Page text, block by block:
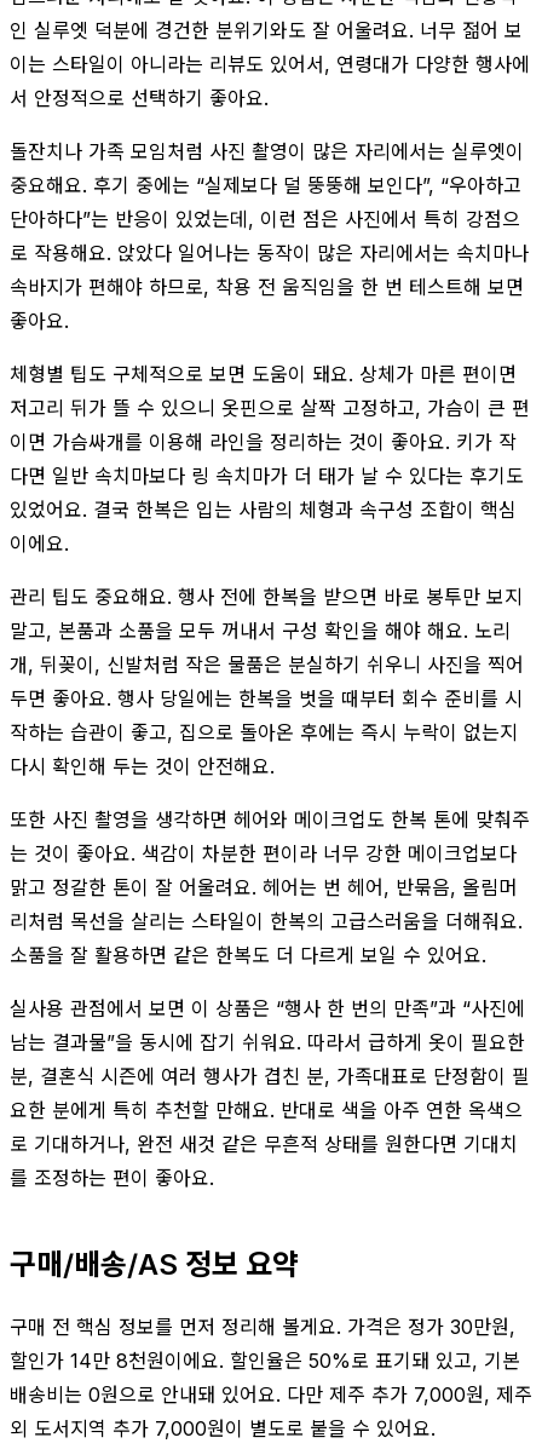
인 실루엣 덕분에 경건한 분위기와도 잘 어울려요. 너무 젊어 보
이는 스타일이 아니라는 리뷰도 있어서, 연령대가 다양한 행사에
서 안정적으로 선택하기 좋아요.
돌잔치나 가족 모임처럼 사진 촬영이 많은 자리에서는 실루엣이
중요해요. 후기 중에는 “실제보다 덜 뚱뚱해 보인다”, “우아하고
단아하다”는 반응이 있었는데, 이런 점은 사진에서 특히 강점으
로 작용해요. 앉았다 일어나는 동작이 많은 자리에서는 속치마나
속바지가 편해야 하므로, 착용 전 움직임을 한 번 테스트해 보면
좋아요.
체형별 팁도 구체적으로 보면 도움이 돼요. 상체가 마른 편이면
저고리 뒤가 뜰 수 있으니 옷핀으로 살짝 고정하고, 가슴이 큰 편
이면 가슴싸개를 이용해 라인을 정리하는 것이 좋아요. 키가 작
다면 일반 속치마보다 링 속치마가 더 태가 날 수 있다는 후기도
있었어요. 결국 한복은 입는 사람의 체형과 속구성 조합이 핵심
이에요.
관리 팁도 중요해요. 행사 전에 한복을 받으면 바로 봉투만 보지
말고, 본품과 소품을 모두 꺼내서 구성 확인을 해야 해요. 노리
개, 뒤꽂이, 신발처럼 작은 물품은 분실하기 쉬우니 사진을 찍어
두면 좋아요. 행사 당일에는 한복을 벗을 때부터 회수 준비를 시
작하는 습관이 좋고, 집으로 돌아온 후에는 즉시 누락이 없는지
다시 확인해 두는 것이 안전해요.
또한 사진 촬영을 생각하면 헤어와 메이크업도 한복 톤에 맞춰주
는 것이 좋아요. 색감이 차분한 편이라 너무 강한 메이크업보다
맑고 정갈한 톤이 잘 어울려요. 헤어는 번 헤어, 반묶음, 올림머
리처럼 목선을 살리는 스타일이 한복의 고급스러움을 더해줘요.
소품을 잘 활용하면 같은 한복도 더 다르게 보일 수 있어요.
실사용 관점에서 보면 이 상품은 “행사 한 번의 만족”과 “사진에
남는 결과물”을 동시에 잡기 쉬워요. 따라서 급하게 옷이 필요한
분, 결혼식 시즌에 여러 행사가 겹친 분, 가족대표로 단정함이 필
요한 분에게 특히 추천할 만해요. 반대로 색을 아주 연한 옥색으
로 기대하거나, 완전 새것 같은 무흔적 상태를 원한다면 기대치
를 조정하는 편이 좋아요.
구매/배송/AS 정보 요약
구매 전 핵심 정보를 먼저 정리해 볼게요. 가격은 정가 30만원,
할인가 14만 8천원이에요. 할인율은 50%로 표기돼 있고, 기본
배송비는 0원으로 안내돼 있어요. 다만 제주 추가 7,000원, 제주
외 도서지역 추가 7,000원이 별도로 붙을 수 있어요.